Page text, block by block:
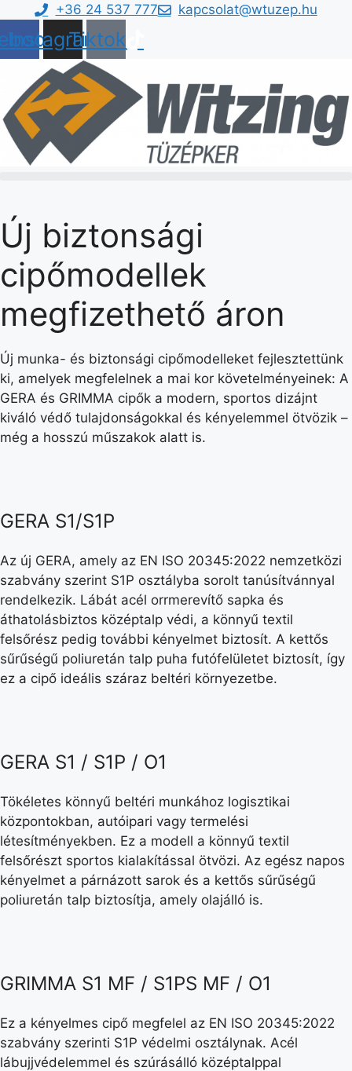
Kilépés
tartalomba
+36 24 537 777 kapcsolat@wtuzep.hu
Instagram
Tiktok
Új biztonsági
cipőmodellek
megfizethető áron
Új munka- és biztonsági cipőmodelleket fejlesztettünk
ki, amelyek megfelelnek a mai kor követelményeinek: A
GERA és GRIMMA cipők a modern, sportos dizájnt
kiváló védő tulajdonságokkal és kényelemmel ötvözik –
még a hosszú műszakok alatt is.
GERA S1/S1P
Az új GERA, amely az EN ISO 20345:2022 nemzetközi
szabvány szerint S1P osztályba sorolt tanúsítvánnyal
rendelkezik. Lábát acél orrmerevítő sapka és
áthatolásbiztos középtalp védi, a könnyű textil
felsőrész pedig további kényelmet biztosít. A kettős
sűrűségű poliuretán talp puha futófelületet biztosít, így
ez a cipő ideális száraz beltéri környezetbe.
GERA S1 / S1P / O1
Tökéletes könnyű beltéri munkához logisztikai
központokban, autóipari vagy termelési
létesítményekben. Ez a modell a könnyű textil
felsőrészt sportos kialakítással ötvözi. Az egész napos
kényelmet a párnázott sarok és a kettős sűrűségű
poliuretán talp biztosítja, amely olajálló is.
GRIMMA S1 MF / S1PS MF / O1
Ez a kényelmes cipő megfelel az EN ISO 20345:2022
szabvány szerinti S1P védelmi osztálynak. Acél
lábujjvédelemmel és szúrásálló középtalppal